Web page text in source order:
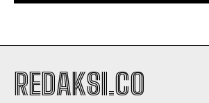
REDAKSI.CO